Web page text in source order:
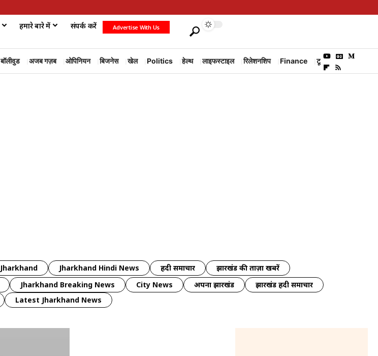
हमारे बारे में संपर्क करें Advertise With Us
बॉलीवुड अजब गज़ब ओपिनियन बिजनेस खेल Politics हेल्थ लाइफस्टाइल रिलेशनशिप Finance टूरिज्म
Jharkhand Jharkhand Hindi News हिंदी समाचार
झारखंड की ताज़ा खबरें
Jharkhand Breaking News City News अपना झारखंड
झारखंड हिंदी समाचार
Latest Jharkhand News